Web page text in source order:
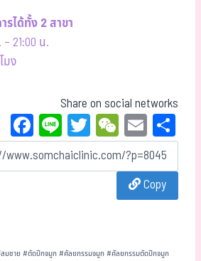
ได้ทั้ง 2 สาขา
– 21:00 น.
มง
Share on social networks
Fa
ce
bo
Li
ne
T
wi
tt
W
eC
ha
t
E
m
ail
Copy
มชาย #ตัดปีกจมูก#ศัลยกรรมจมูก#ศัลยกรรมตัดปีกจมูก